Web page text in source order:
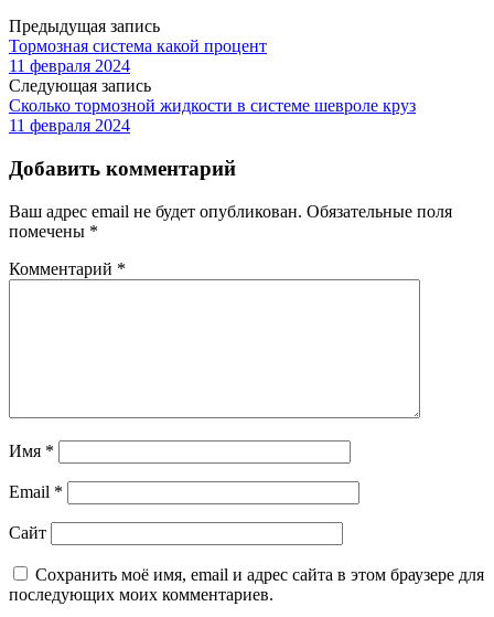
Предыдущая запись
Тормозная система какой процент
11 февраля 2024
Следующая запись
Сколько тормозной жидкости в системе шевроле круз
11 февраля 2024
Добавить комментарий
Ваш адрес email не будет опубликован. Обязательные поля
помечены *
Комментарий *
Имя *
Email *
Сайт
Сохранить моё имя, email и адрес сайта в этом браузере для
последующих моих комментариев.